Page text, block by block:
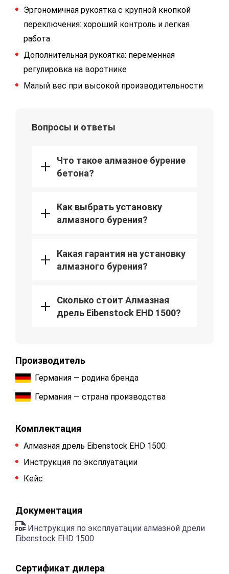
Эргономичная рукоятка с крупной кнопкой
переключения: хороший контроль и легкая
работа
Дополнительная рукоятка: переменная
регулировка на воротнике
Малый вес при высокой производительности
Вопросы и ответы
Что такое алмазное бурение
бетона?
Как выбрать установку
алмазного бурения?
Какая гарантия на установку
алмазного бурения?
Сколько стоит Алмазная
дрель Eibenstock EHD 1500?
Производитель
Германия — родина бренда
Германия — страна производства
Комплектация
Алмазная дрель Eibenstock EHD 1500
Инструкция по эксплуатации
Кейс
Документация
Инструкция по эксплуатации алмазной дрели
Eibenstock EHD 1500
Сертификат дилера